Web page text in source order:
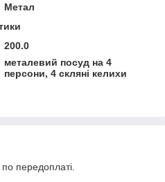
Метал
200.0
металевий посуд на 4
персони, 4 скляні келихи
по передоплаті.